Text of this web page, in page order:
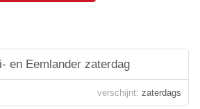
en Eemlander zaterdag
verschijnt: zaterdags